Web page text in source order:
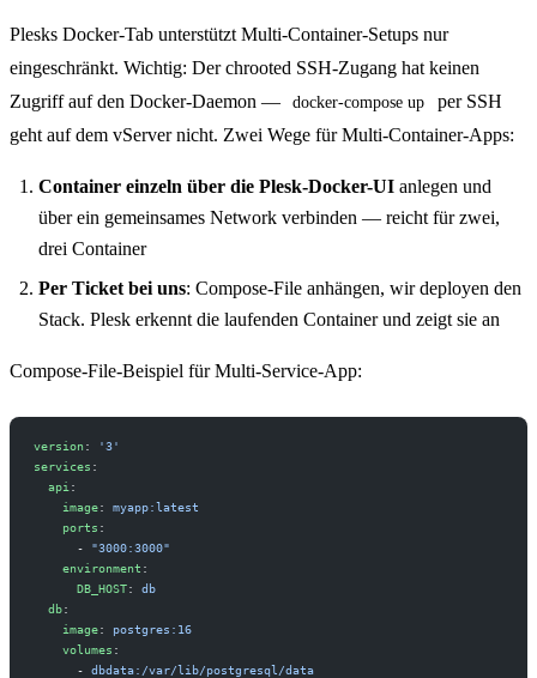
Plesks Docker-Tab unterstützt Multi-Container-Setups nur
eingeschränkt. Wichtig: Der chrooted SSH-Zugang hat keinen
Zugriff auf den Docker-Daemon —
docker-compose up
per SSH
geht auf dem vServer nicht. Zwei Wege für Multi-Container-Apps:
Container einzeln über die Plesk-Docker-UI anlegen und
über ein gemeinsames Network verbinden — reicht für zwei,
drei Container
Per Ticket bei uns: Compose-File anhängen, wir deployen den
Stack. Plesk erkennt die laufenden Container und zeigt sie an
Compose-File-Beispiel für Multi-Service-App:
version:
'3'
services :
  api
:
    image
: myapp:latest
    ports
:
      -
"3000:3000"
    environment
:
      DB_HOST
: db
  db
:
    image
: postgres:16
    volumes
:
      -
dbdata:/var/lib/postgresql/data